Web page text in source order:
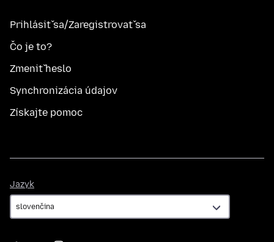
Prihlásiť sa/Zaregistrovať sa
Čo je to?
Zmeniť heslo
Synchronizácia údajov
Získajte pomoc
Jazyk